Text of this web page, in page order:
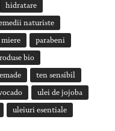
hidratare
naturiste
miere parabeni
bio
ten sensibil
ulei de jojoba
uleiuri esentiale